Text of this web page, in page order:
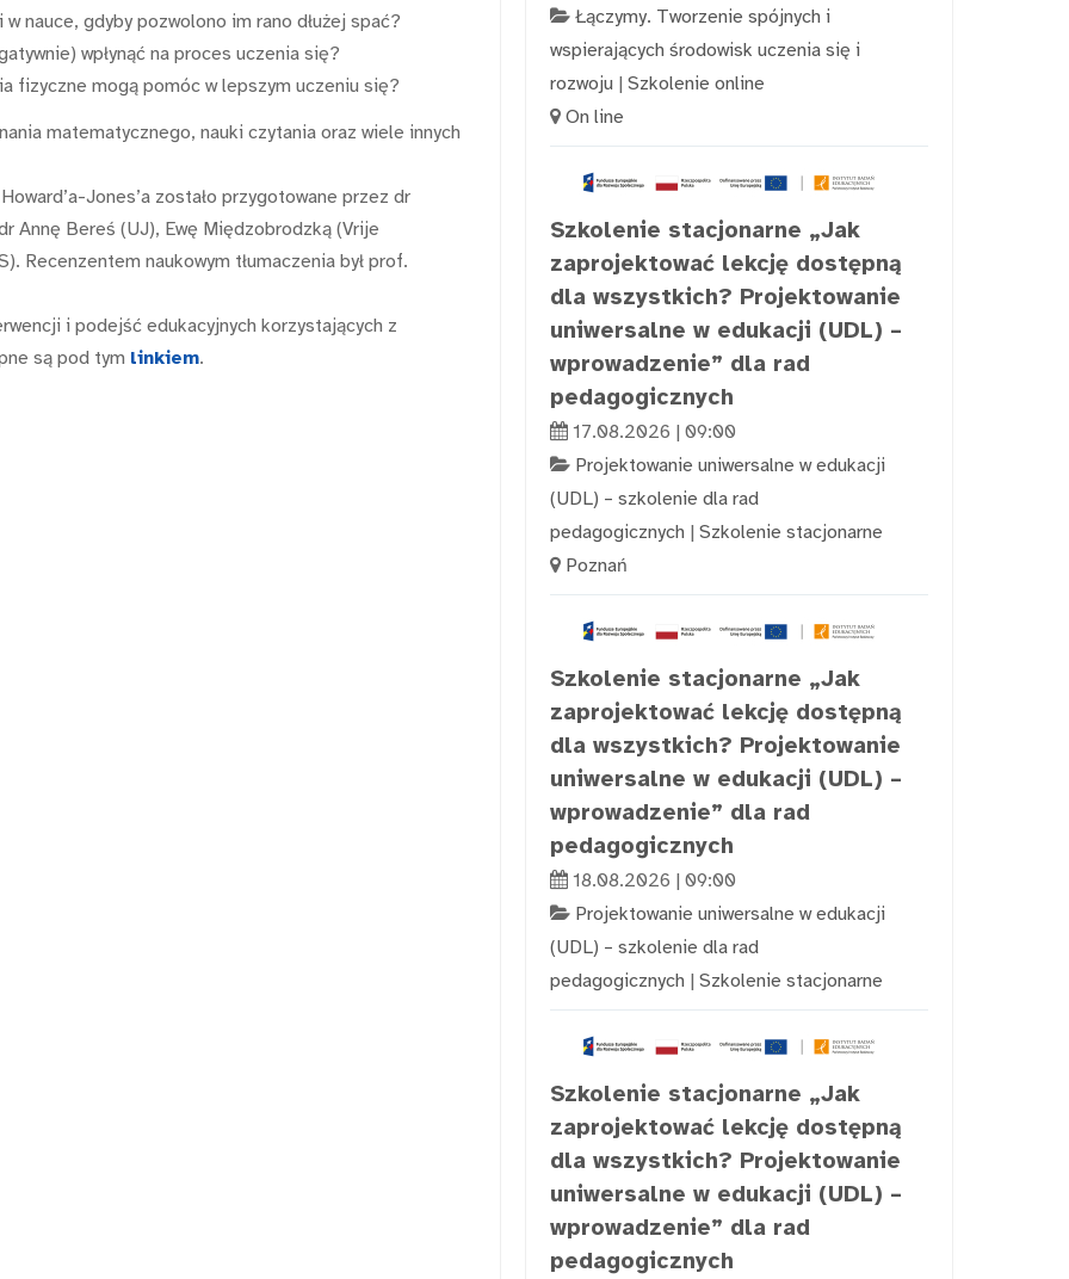
nauce, gdyby pozwolono im rano dłużej spać?
wpłynąć na proces uczenia się?
fizyczne mogą pomóc w lepszym uczeniu się?
matematycznego, nauki czytania oraz wiele innych
Jones’a zostało przygotowane przez dr
Annę Bereś (UJ), Ewę Międzobrodzką (Vrije
Recenzentem naukowym tłumaczenia był prof.
i podejść edukacyjnych korzystających z
są pod tym linkiem.
Łączymy. Tworzenie spójnych i
wspierających środowisk uczenia się i
rozwoju | Szkolenie online
On line
Szkolenie stacjonarne „Jak
zaprojektować lekcję dostępną
dla wszystkich? Projektowanie
uniwersalne w edukacji (UDL) –
wprowadzenie” dla rad
pedagogicznych
17.08.2026 | 09:00
Projektowanie uniwersalne w edukacji
(UDL) – szkolenie dla rad
pedagogicznych | Szkolenie stacjonarne
Poznań
Szkolenie stacjonarne „Jak
zaprojektować lekcję dostępną
dla wszystkich? Projektowanie
uniwersalne w edukacji (UDL) –
wprowadzenie” dla rad
pedagogicznych
18.08.2026 | 09:00
Projektowanie uniwersalne w edukacji
(UDL) – szkolenie dla rad
pedagogicznych | Szkolenie stacjonarne
Szkolenie stacjonarne „Jak
zaprojektować lekcję dostępną
dla wszystkich? Projektowanie
uniwersalne w edukacji (UDL) –
wprowadzenie” dla rad
pedagogicznych